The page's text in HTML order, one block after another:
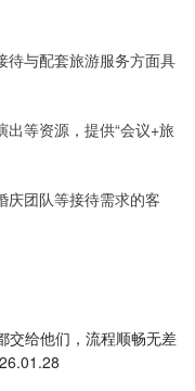
待与配套旅游服务方面具
等资源，提供“会议+旅
庆团队等接待需求的客
交给他们，流程顺畅无差